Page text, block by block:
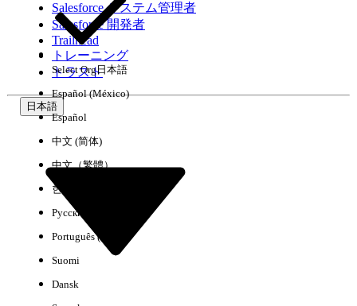
環境
Salesforce システム管理者
Salesforce 開発者
Trailhead
トレーニング
トラスト
日本語
Select Org日本語
Español (México)
Español
中文 (简体)
中文（繁體）
한국어
Русский
Português (Brasil)
Suomi
Dansk